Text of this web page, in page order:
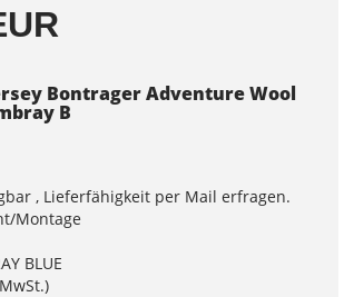
Bontrager Adventure Wool
B
, Lieferfähigkeit per Mail erfragen.
Montage
BLUE